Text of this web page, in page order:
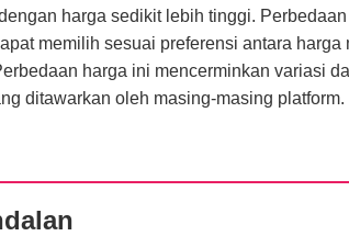
harga sedikit lebih tinggi.
memilih sesuai preferensi antara
harga ini mencerminkan variasi
ditawarkan oleh masing-masing platform.